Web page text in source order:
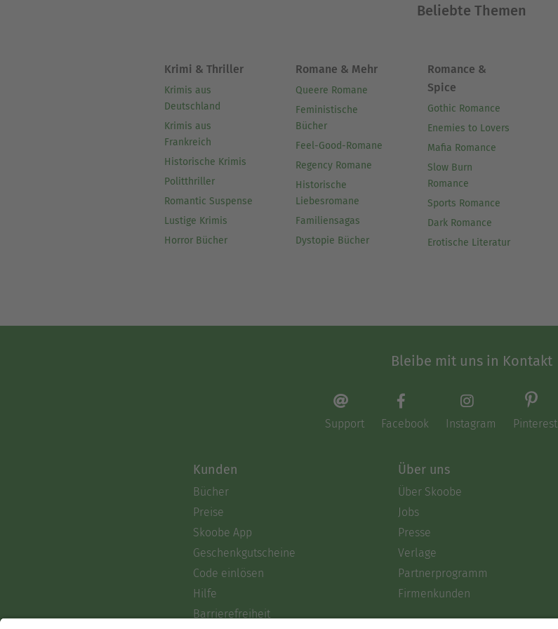
Beliebte Themen
Krimi & Thriller
Krimis aus
Deutschland
Krimis aus
Frankreich
Historische Krimis
Politthriller
Romantic Suspense
Lustige Krimis
Horror Bücher
Romane & Mehr
Queere Romane
Feministische
Bücher
Feel-Good-Romane
Regency Romane
Historische
Liebesromane
Familiensagas
Dystopie Bücher
Romance &
Spice
Gothic Romance
Enemies to Lovers
Mafia Romance
Slow Burn
Romance
Sports Romance
Dark Romance
Erotische Literatur
Bleibe mit uns in Kontakt
Support Facebook Instagram Pinterest
Kunden
Bücher
Preise
Skoobe App
Geschenkgutscheine
Code einlösen
Hilfe
Barrierefreiheit
Über uns
Über Skoobe
Jobs
Presse
Verlage
Partnerprogramm
Firmenkunden